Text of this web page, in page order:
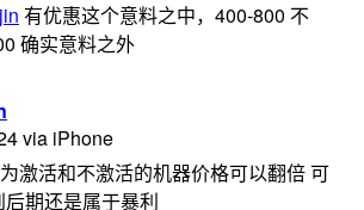
有优惠这个意料之中，400-800 不
确实意料之外
via iPhone
激活和不激活的机器价格可以翻倍 可
期还是属于暴利